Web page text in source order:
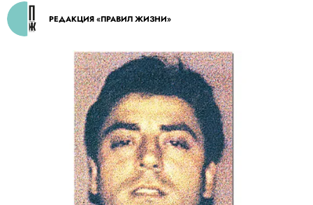
РЕДАКЦИЯ «ПРАВИЛ ЖИЗНИ»